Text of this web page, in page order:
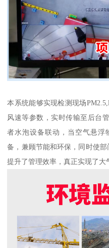
本系统能够实现检测现场
风速等参数，实时传输至后台
者水泡设备联动，当空气悬
备，兼顾节能和环保，同时使部
提升了管理效率，真正实现了大